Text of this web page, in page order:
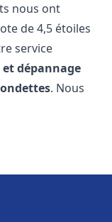
nous ont
de 4,5 étoiles
service
dépannage
. Nous